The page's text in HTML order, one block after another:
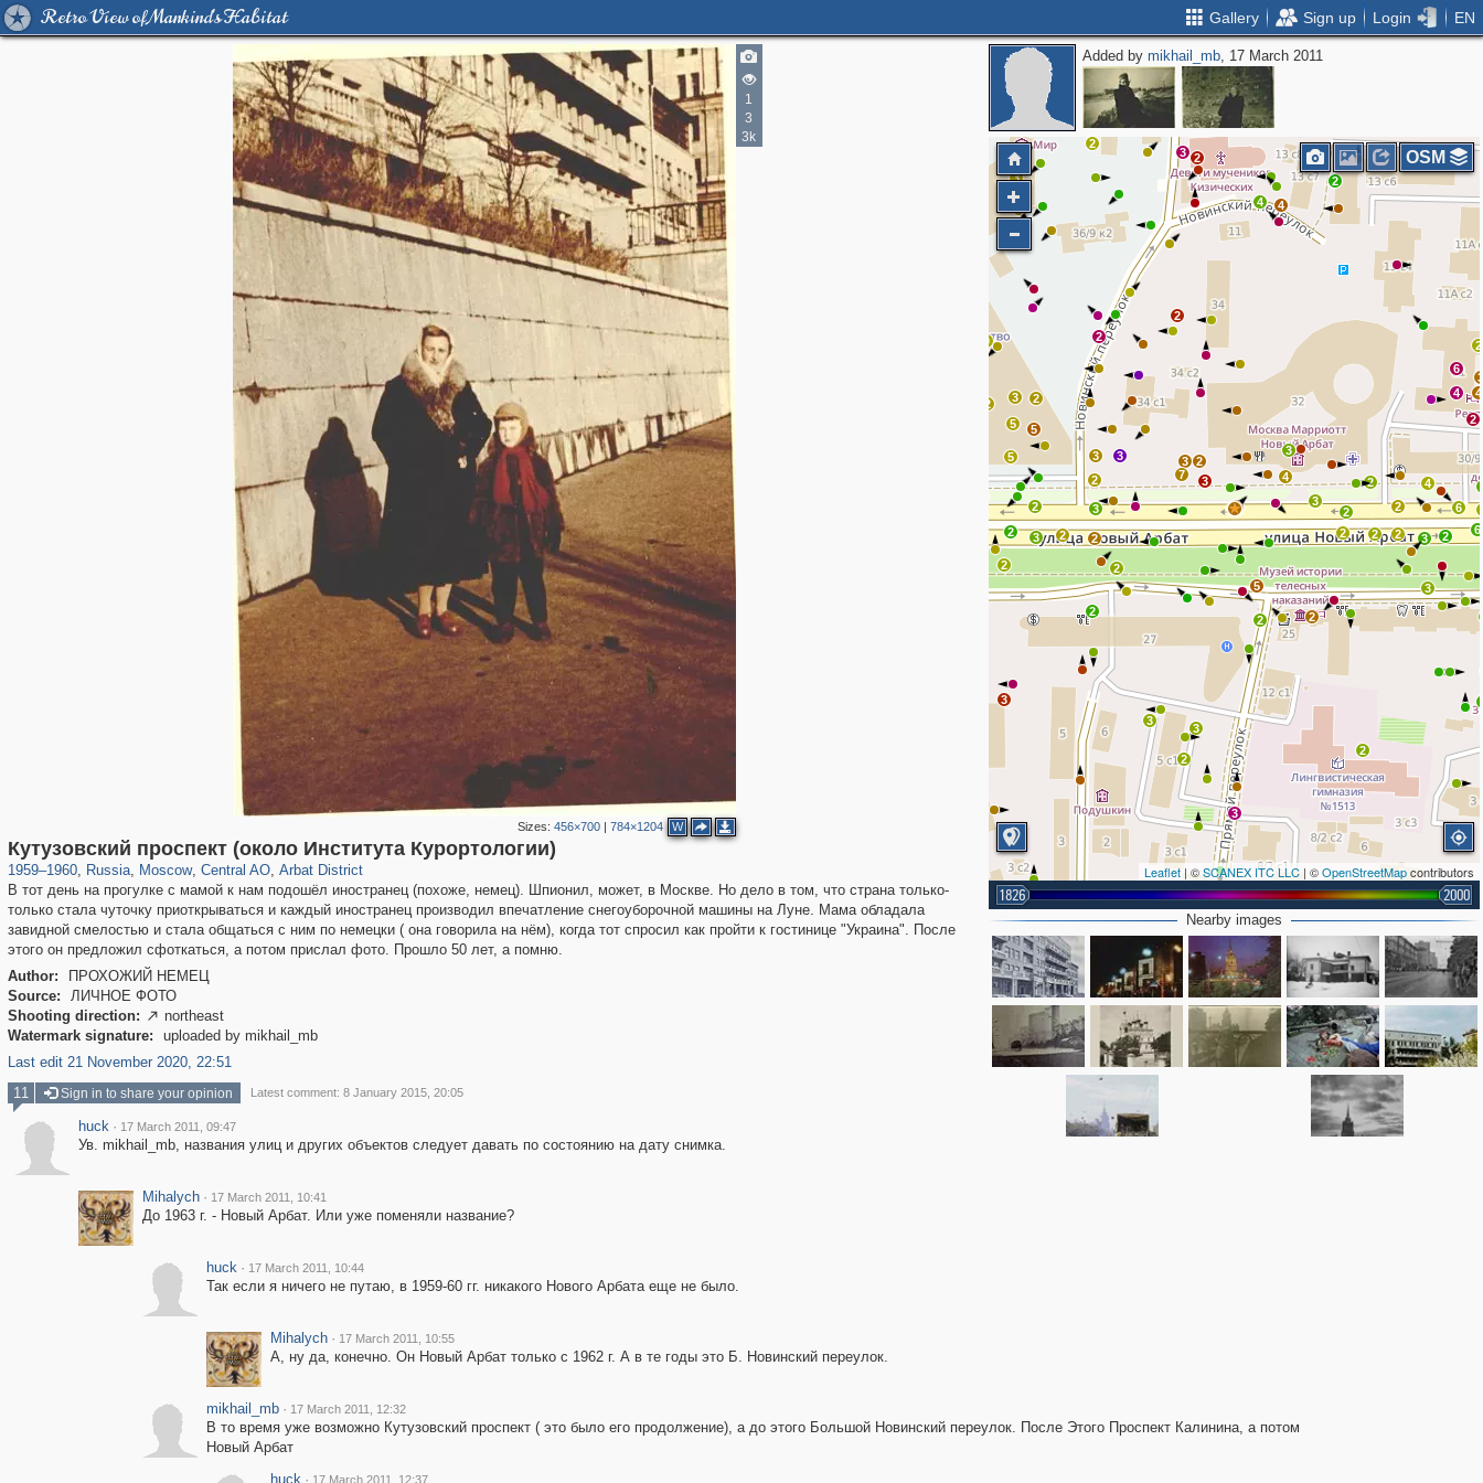
Retro View of Mankind's Habitat Gallery Sign up Login EN
1
3
3k
Sizes: 456×700| 784×1204 W
Кутузовский проспект (около Института Курортологии)
1959–1960, Russia
1,406,258 29,243
, Moscow
319,780 8,286
, Central AO
159,978 5,916
, Arbat District
13,485 356
В тот день на прогулке с мамой к нам подошёл иностранец (похоже, немец). Шпионил, может, в Москве. Но дело в том, что страна только-
только стала чуточку приоткрываться и каждый иностранец производил впечатление снегоуборочной машины на Луне. Мама обладала
завидной смелостью и стала общаться с ним по немецки ( она говорила на нём), когда тот спросил как пройти к гостинице "Украина". После
этого он предложил сфоткаться, а потом прислал фото. Прошло 50 лет, а помню.
Author:
ПРОХОЖИЙ НЕМЕЦ
Source:
ЛИЧНОЕ ФОТО
Shooting direction:  northeast
Watermark signature:
uploaded by mikhail_mb
Last edit 21 November 2020, 22:51
Added bymikhail_mb, 17 March 2011
2
9
3
5
14
2
2
3
2
3 2
2
4
4
2
3
2
2
5
2
3
5
3
2
3
3
7
3
2
2
2
3
2
2
3
2
3
2
2
2
5
2
2
2
2
3
2
3
3
2
5
4
3
2
2
2
2
3
2
4
6
2
3
6
2
2
6
4
2
4
2
Leaflet | ©SCANEX ITC LLC | ©OpenStreetMapcontributors
1826 2000
OSM
Nearby images
11 Sign in to share your opinion Latest comment: 8 January 2015, 20:05
huck · 17 March 2011, 09:47
Ув. mikhail_mb, названия улиц и других объектов следует давать по состоянию на дату снимка.
Mihalych · 17 March 2011, 10:41
До 1963 г. - Новый Арбат. Или уже поменяли название?
huck · 17 March 2011, 10:44
Так если я ничего не путаю, в 1959-60 гг. никакого Нового Арбата еще не было.
Mihalych · 17 March 2011, 10:55
А, ну да, конечно. Он Новый Арбат только с 1962 г. А в те годы это Б. Новинский переулок.
mikhail_mb · 17 March 2011, 12:32
В то время уже возможно Кутузовский проспект ( это было его продолжение), а до этого Большой Новинский переулок. После Этого Проспект Калинина, а потом
Новый Арбат
huck · 17 March 2011, 12:37